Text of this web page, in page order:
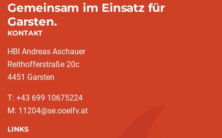
Gemeinsam im Einsatz für
Garsten.
KONTAKT
HBI Andreas Aschauer
Reithofferstraße 20c
4451 Garsten
T: ‭+43 699 10675224‬
M: 11204@se.ooelfv.at
LINKS